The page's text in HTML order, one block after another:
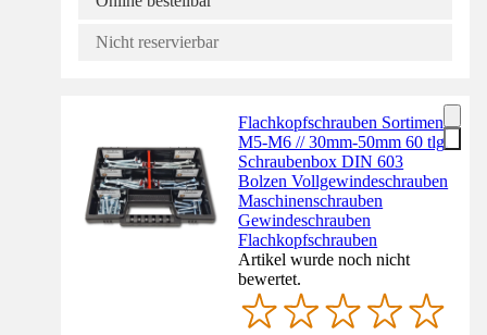
Nicht reservierbar
Flachkopfschrauben Sortiment
M5-M6 // 30mm-50mm 60 tlg.
Schraubenbox DIN 603
Bolzen Vollgewindeschrauben
Maschinenschrauben
Gewindeschrauben
Flachkopfschrauben
Artikel wurde noch nicht
bewertet.